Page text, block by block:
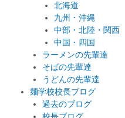
北海道
九州・沖縄
中部・北陸・関西
中国・四国
ラーメンの先輩達
そばの先輩達
うどんの先輩達
麺学校校長ブログ
過去のブログ